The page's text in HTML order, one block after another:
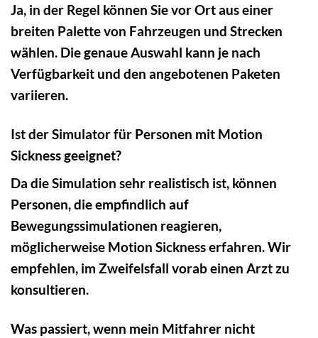
Ja, in der Regel können Sie vor Ort aus einer
breiten Palette von Fahrzeugen und Strecken
wählen. Die genaue Auswahl kann je nach
Verfügbarkeit und den angebotenen Paketen
variieren.
Ist der Simulator für Personen mit Motion
Sickness geeignet?
Da die Simulation sehr realistisch ist, können
Personen, die empfindlich auf
Bewegungssimulationen reagieren,
möglicherweise Motion Sickness erfahren. Wir
empfehlen, im Zweifelsfall vorab einen Arzt zu
konsultieren.
Was passiert, wenn mein Mitfahrer nicht